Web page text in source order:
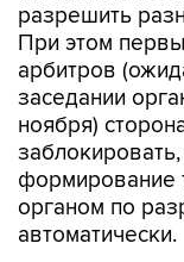
разрешить
При этом
арбитров
заседании
ноября)
формирование
органом по
автоматически.